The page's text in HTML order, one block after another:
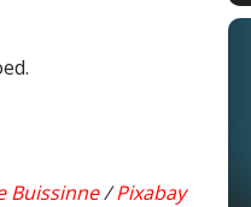
Buissinne/Pixabay